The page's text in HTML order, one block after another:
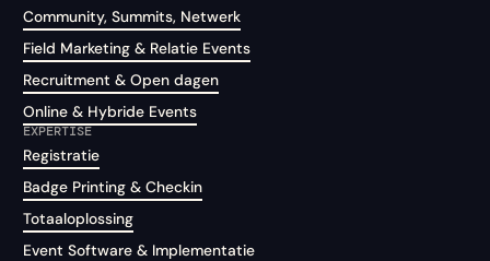
Community, Summits, Netwerk
Field Marketing & Relatie Events
Recruitment & Open dagen
Online & Hybride Events
EXPERTISE
Registratie
Badge Printing & Checkin
Totaaloplossing
Event Software & Implementatie